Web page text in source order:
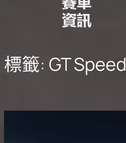
標籤: GT Speed